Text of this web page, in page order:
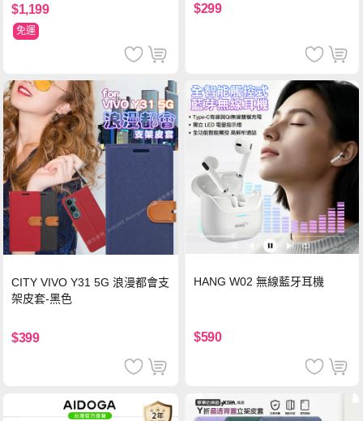
$1,199
免運
$299
CITY VIVO Y31 5G 浪漫都會支
架皮套-黑色
$399
HANG W02 無線藍牙耳機
$590